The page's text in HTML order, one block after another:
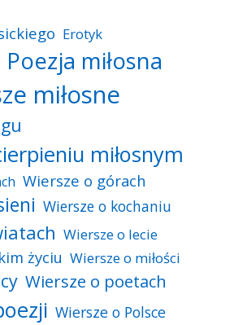
Erotyk
Poezja miłosna
miłosne
miłosnym
Wiersze o górach
Wiersze o kochaniu
Wiersze o lecie
życiu Wiersze o miłości
Wiersze o poetach
Wiersze o Polsce